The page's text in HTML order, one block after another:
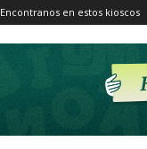
Encontranos en estos kioscos